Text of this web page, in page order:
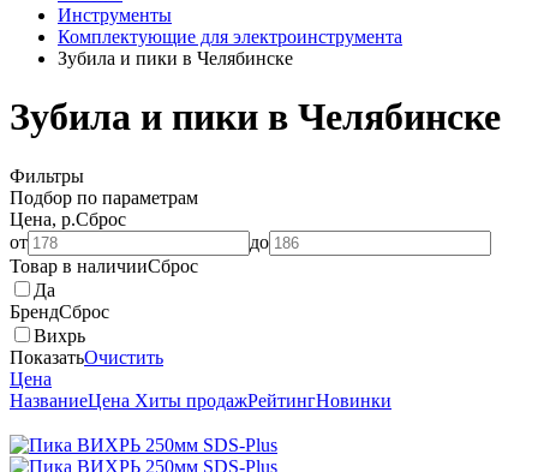
Инструменты
Комплектующие для электроинструмента
Зубила и пики в Челябинске
Зубила и пики в Челябинске
Фильтры
Подбор по параметрам
Цена, р.Сброс
от
до
Товар в наличииСброс
Да
БрендСброс
Вихрь
ПоказатьОчистить
Цена
НазваниеЦена Хиты продажРейтингНовинки